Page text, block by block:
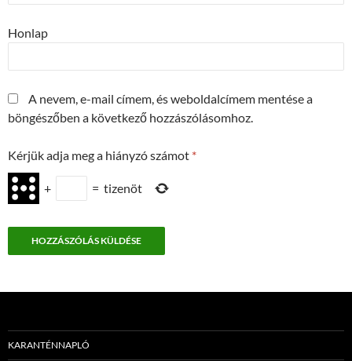
Honlap
A nevem, e-mail címem, és weboldalcímem mentése a
böngészőben a következő hozzászólásomhoz.
Kérjük adja meg a hiányzó számot *
+ = tizenöt
KARANTÉNNAPLÓ